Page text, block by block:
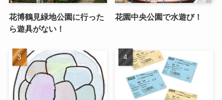
花博鶴見緑地公園に行った
ら遊具がない！
花園中央公園で水遊び！